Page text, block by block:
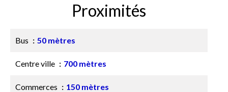
Proximités
Bus 50 mètres
Centre ville 700 mètres
Commerces 150 mètres